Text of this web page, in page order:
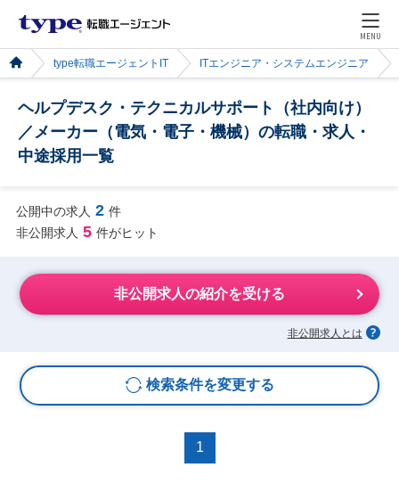
MENU
type転職エージェントIT ITエンジニア・システムエンジニア
ヘルプデスク・テクニカルサポート（社内向け）
／メーカー（電気・電子・機械）の転職・求人・
中途採用一覧
公開中の求人 2 件
非公開求人 5 件がヒット
非公開求人の紹介を受ける
非公開求人とは
検索条件を変更する
1